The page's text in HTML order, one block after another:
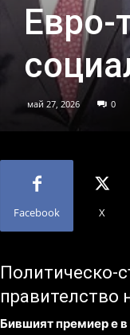
Евро-
май 27, 2026 0
Facebook X
Политическо-
правителство
Бившият премиер е в